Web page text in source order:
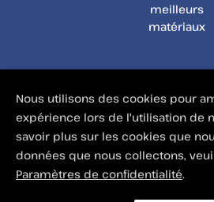
meilleurs
matériaux
© Depuis 2006KAREDESS
sites internet
Nous utilisons des cookies pour
expérience lors de l'utilisation de
savoir plus sur les cookies que
données que nous collectons,
Paramètres de confidentialité.